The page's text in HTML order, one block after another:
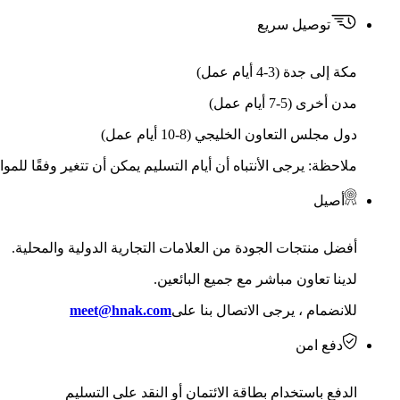
توصيل سريع
مكة إلى جدة (3-4 أيام عمل)
مدن أخرى (5-7 أيام عمل)
دول مجلس التعاون الخليجي (8-10 أيام عمل)
ملاحظة: يرجى الأنتباه أن أيام التسليم يمكن أن تتغير وفقًا
أصيل
أفضل منتجات الجودة من العلامات التجارية الدولية والمحلية.
لدينا تعاون مباشر مع جميع البائعين.
للانضمام ، يرجى الاتصال بنا علىmeet@hnak.com
دفع امن
الدفع باستخدام بطاقة الائتمان أو النقد على التسليم